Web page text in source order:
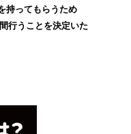
持ってもらうため
行うことを決定いた